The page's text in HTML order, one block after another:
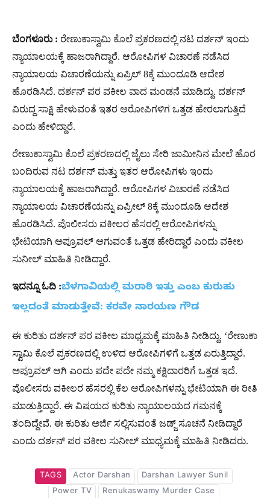
ಬೆಂಗಳೂರು : ರೇಣುಕಾಸ್ವಾಮಿ ಕೊಲೆ ಪ್ರಕರಣದಲ್ಲಿ ನಟ ದರ್ಶನ್​ ಇಂದು
ನ್ಯಾಯಾಲಯಕ್ಕೆ ಹಾಜರಾಗಿದ್ದಾರೆ. ಆರೋಪಿಗಳ ವಿಚಾರಣೆ ನಡೆಸಿದ
ನ್ಯಾಯಾಲಯ ವಿಚಾರಣೆಯನ್ನು ಏಪ್ರಿಲ್​ 8ಕ್ಕೆ ಮುಂದೂಡಿ ಆದೇಶ
ಹೊರಡಿಸಿದೆ. ದರ್ಶನ್​ ಪರ ವಕೀಲ ವಾದ ಮಂಡನೆ ಮಾಡಿದ್ದು. ದರ್ಶನ್​
ವಿರುದ್ದ ಸಾಕ್ಷಿ ಹೇಳುವಂತೆ ಇತರ ಆರೋಪಿಗಳಿಗ ಒತ್ತಡ ಹೇರಲಾಗುತ್ತಿದೆ
ಎಂದು ಹೇಳಿದ್ದಾರೆ.
ರೇಣುಕಾಸ್ವಾಮಿ ಕೊಲೆ ಪ್ರಕರಣದಲ್ಲಿ ಜೈಲು ಸೇರಿ ಜಾಮೀನಿನ ಮೇಲೆ ಹೊರ
ಬಂದಿರುವ ನಟ ದರ್ಶನ್​ ಮತ್ತು ಇತರ ಆರೋಪಿಗಳು ಇಂದು
ನ್ಯಾಯಾಲಯಕ್ಕೆ ಹಾಜರಾಗಿದ್ದಾರೆ. ಆರೋಪಿಗಳ ವಿಚಾರಣೆ ನಡೆಸಿದ
ನ್ಯಾಯಾಲಯ ವಿಚಾರಣೆಯನ್ನು ಏಪ್ರೀಲ್​ 8ಕ್ಕೆ ಮುಂದೂಡಿ ಆದೇಶ
ಹೊರಡಿಸಿದೆ. ಪೊಲೀಸರು ವಕೀಲರ ಹೆಸರಲ್ಲಿ ಆರೋಪಿಗಳನ್ನು
ಭೇಟಿಯಾಗಿ ಅಪ್ರೂವಲ್​ ಆಗುವಂತೆ ಒತ್ತಡ ಹೇರಿದ್ದಾರೆ ಎಂದು ವಕೀಲ
ಸುನೀಲ್​ ಮಾಹಿತಿ ನೀಡಿದ್ದಾರೆ.
ಇದನ್ನೂ ಓದಿ :ಬೆಳಗಾವಿಯಲ್ಲಿ ಮರಾಠಿ ಇತ್ತು ಎಂಬ ಕುರುಹು
ಇಲ್ಲದಂತೆ ಮಾಡುತ್ತೇವೆ: ಕರವೇ ನಾರಯಣ ಗೌಡ
ಈ ಕುರಿತು ದರ್ಶನ್ ಪರ ವಕೀಲ ಮಾಧ್ಯಮಕ್ಕೆ ಮಾಹಿತಿ ನೀಡಿದ್ದು. ‘ರೇಣುಕಾ
ಸ್ವಾಮಿ ಕೊಲೆ ಪ್ರಕರಣದಲ್ಲಿ ಉಳಿದ ಆರೋಪಿಗಳಿಗೆ ಒತ್ತಡ ಏರುತ್ತಿದ್ದಾರೆ.
ಅಪ್ರೂವಲ್​ ಆಗಿ ಎಂದು ಪದೇ ಪದೇ ನಮ್ಮ ಕಕ್ಷಿದಾರರಿಗೆ ಒತ್ತಡ ಇದೆ.
ಪೊಲೀಸರು ವಕೀಲರ ಹೆಸರಲ್ಲಿ ಕೆಲ ಆರೋಪಿಗಳನ್ನು ಭೇಟಿಯಾಗಿ ಈ ರೀತಿ
ಮಾಡುತ್ತಿದ್ದಾರೆ. ಈ ವಿಷಯದ ಕುರಿತು ನ್ಯಾಯಾಲಯದ ಗಮನಕ್ಕೆ
ತಂದಿದ್ದೇವೆ. ಈ ಕುರಿತು ಅರ್ಜಿ ಸಲ್ಲಿಸುವಂತೆ ಜಡ್ಜ್​ ಸೂಚನೆ ನೀಡಿದ್ದಾರೆ
ಎಂದು ದರ್ಶನ್ ಪರ ವಕೀಲ ಸುನೀಲ್​ ಮಾಧ್ಯಮಕ್ಕೆ ಮಾಹಿತಿ ನೀಡಿದರು.
TAGS Actor Darshan
Darshan Lawyer Sunil
Power TV
Renukaswamy Murder Case